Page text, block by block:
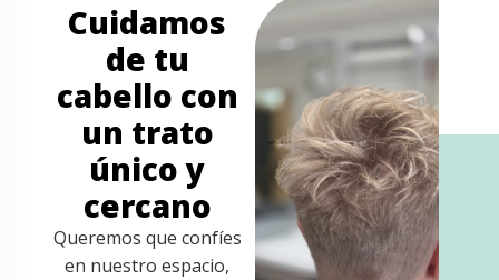
Cuidamos
de tu
cabello con
un trato
único y
cercano
Queremos que confíes
en nuestro espacio,